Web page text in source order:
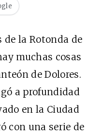
la Rotonda de
muchas cosas
de Dolores.
a profundidad
en la Ciudad
con una serie de